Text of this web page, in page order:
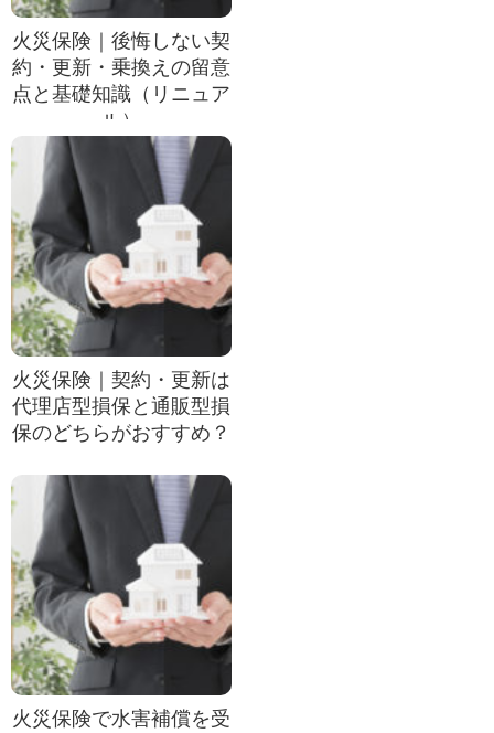
火災保険｜後悔しない契
約・更新・乗換えの留意
点と基礎知識（リニュア
ル）
火災保険｜契約・更新は
代理店型損保と通販型損
保のどちらがおすすめ？
火災保険で水害補償を受